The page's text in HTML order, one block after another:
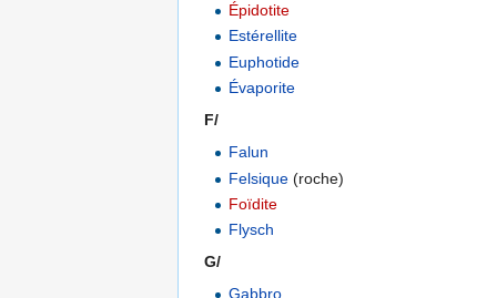
Épidotite
Estérellite
Euphotide
Évaporite
F/
Falun
Felsique (roche)
Foïdite
Flysch
G/
Gabbro